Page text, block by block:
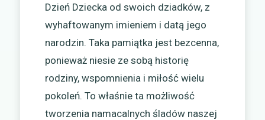
Dzień Dziecka od swoich dziadków, z
wyhaftowanym imieniem i datą jego
narodzin. Taka pamiątka jest bezcenna,
ponieważ niesie ze sobą historię
rodziny, wspomnienia i miłość wielu
pokoleń. To właśnie ta możliwość
tworzenia namacalnych śladów naszej